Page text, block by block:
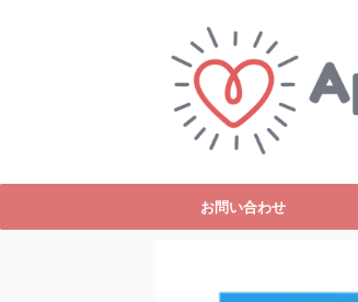
お問い合わせ